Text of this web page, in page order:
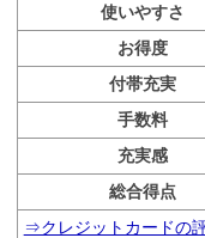
使いやすさ
お得度
付帯充実
手数料
充実感
総合得点
⇒クレジットカードの